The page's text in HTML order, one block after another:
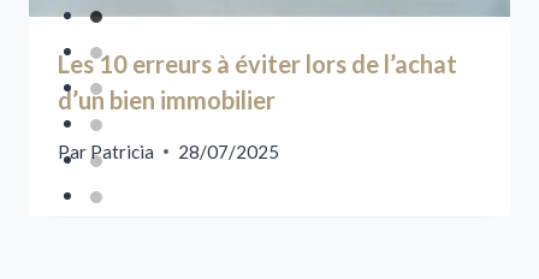
Les 10 erreurs à éviter lors de l’achat
d’un bien immobilier
Par Patricia 28/07/2025